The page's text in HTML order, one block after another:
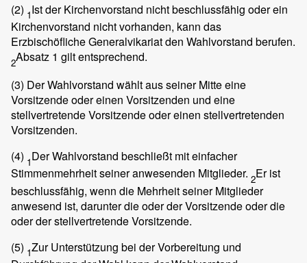
(2) 1Ist der Kirchenvorstand nicht beschlussfähig oder ein
Kirchenvorstand nicht vorhanden, kann das
Erzbischöfliche Generalvikariat den Wahlvorstand berufen.
2Absatz 1 gilt entsprechend.
(3) Der Wahlvorstand wählt aus seiner Mitte eine
Vorsitzende oder einen Vorsitzenden und eine
stellvertretende Vorsitzende oder einen stellvertretenden
Vorsitzenden.
(4) 1Der Wahlvorstand beschließt mit einfacher
Stimmenmehrheit seiner anwesenden Mitglieder. 2Er ist
beschlussfähig, wenn die Mehrheit seiner Mitglieder
anwesend ist, darunter die oder der Vorsitzende oder die
oder der stellvertretende Vorsitzende.
(5) 1Zur Unterstützung bei der Vorbereitung und